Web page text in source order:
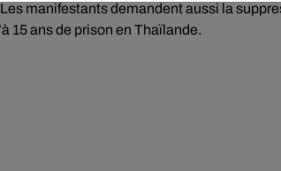
Les manifestants demandent aussi la
15 ans de prison en Thaïlande.